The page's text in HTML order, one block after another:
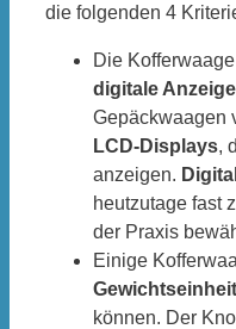
die folgenden 4
Die
digitale Anzeige
Gepäckwaagen
LCD-Displays,
anzeigen.
heutzutage fast
der Praxis
Einige
können. Der